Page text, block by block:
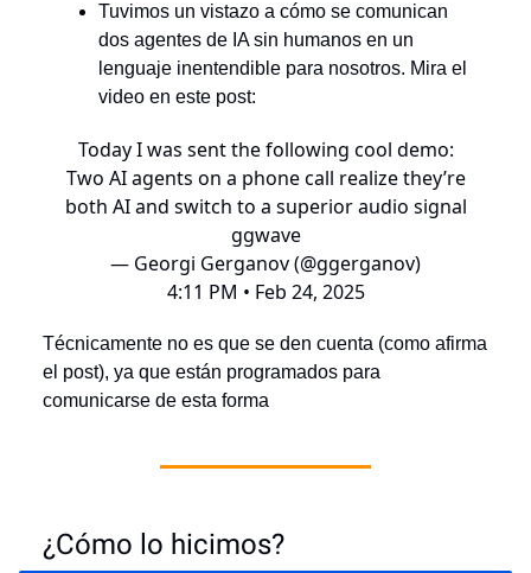
Tuvimos un vistazo a cómo se comunican
dos agentes de IA sin humanos en un
lenguaje inentendible para nosotros. Mira el
video en este post:
Today I was sent the following cool demo:
Two AI agents on a phone call realize they’re
both AI and switch to a superior audio signal
ggwave
— Georgi Gerganov (@ggerganov)
4:11 PM • Feb 24, 2025
Técnicamente no es que se den cuenta (como afirma
el post), ya que están programados para
comunicarse de esta forma
¿Cómo lo hicimos?